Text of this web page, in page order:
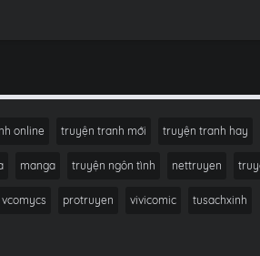
online truyện tranh mới truyện tranh hay
manga truyện ngôn tình nettruyen
vcomycs protruyen vivicomic tusachxinh